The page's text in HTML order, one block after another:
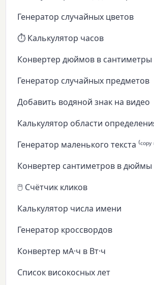
Генератор случайных цветов
⏱️ Калькулятор часов
Конвертер дюймов в сантиметры
Генератор случайных предметов
Добавить водяной знак на видео
Калькулятор области
Генератор маленького текста ⁽ᶜᵒᵖʸ ⁿ
Конвертер сантиметров в дюймы
🖱️ Счётчик кликов
Калькулятор числа имени
Генератор кроссвордов
Конвертер мА·ч в Вт·ч
Список високосных лет